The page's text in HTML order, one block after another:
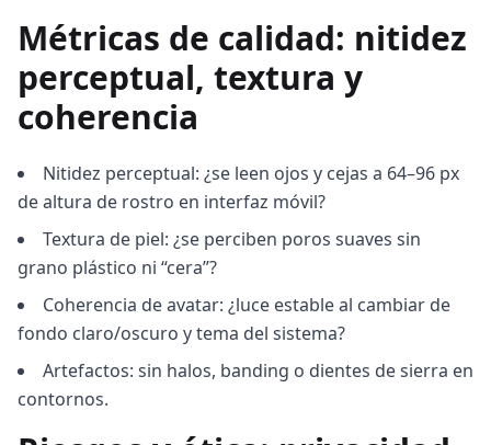
Métricas de calidad: nitidez
perceptual, textura y
coherencia
Nitidez perceptual: ¿se leen ojos y cejas a 64–96 px
de altura de rostro en interfaz móvil?
Textura de piel: ¿se perciben poros suaves sin
grano plástico ni “cera”?
Coherencia de avatar: ¿luce estable al cambiar de
fondo claro/oscuro y tema del sistema?
Artefactos: sin halos, banding o dientes de sierra en
contornos.